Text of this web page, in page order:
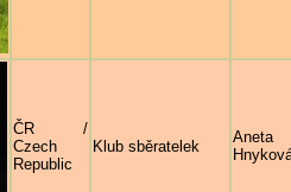
ČR /
Czech
Republic
Klub sběratelek
Aneta